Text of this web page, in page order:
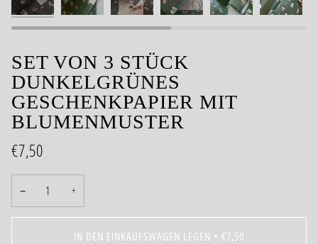
SET VON 3 STÜCK
DUNKELGRÜNES
GESCHENKPAPIER MIT
BLUMENMUSTER
€7,50
− +
IN DEN EINKAUFSWAGEN LEGEN • €7,50